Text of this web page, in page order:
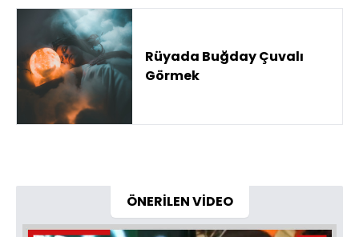
Rüyada Buğday Çuvalı
Görmek
ÖNERİLEN VİDEO